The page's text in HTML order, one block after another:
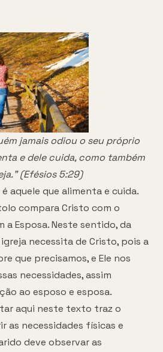
jamais odiou o seu próprio
e dele cuida, como também
(Efésios 5:29)
aquele que alimenta e cuida.
compara Cristo com o
a Esposa. Neste sentido, da
necessita de Cristo, pois a
que precisamos, e Ele nos
necessidades, assim
ao esposo e esposa.
aqui neste texto traz o
as necessidades físicas e
deve observar as